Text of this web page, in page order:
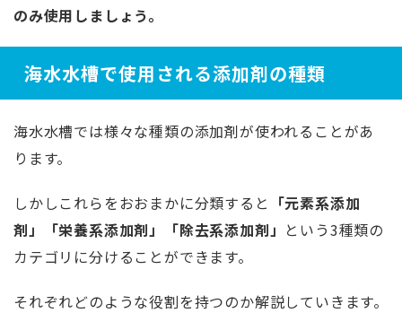
のみ使用しましょう。
海水水槽で使用される添加剤の種類
海水水槽では様々な種類の添加剤が使われることがあ
ります。
しかしこれらをおおまかに分類すると 「元素系添加
剤」「栄養系添加剤」「除去系添加剤」 という3種類の
カテゴリに分けることができます。
それぞれどのような役割を持つのか解説していきます。